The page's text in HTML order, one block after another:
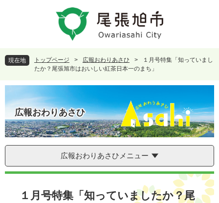
頭
で
。
飛
ば
て
文
現在地 トップページ > 広報おわりあさひ >
１月号特集「知っていまし
たか？尾張旭市はおいしい紅茶日本一のまち」
広報おわりあさひ
広報おわりあさひメニュー
本
１月号特集「知っていましたか？尾